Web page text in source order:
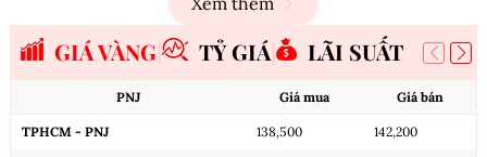
GIÁ VÀNG TỶ GIÁ LÃI SUẤT
PNJ Giá mua Giá bán
TPHCM - PNJ 138,500 142,200